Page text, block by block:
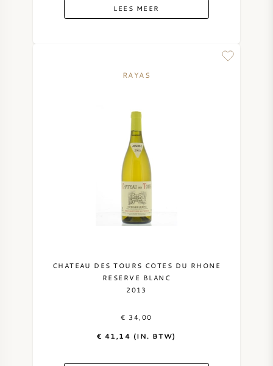
LEES MEER
RAYAS
CHATEAU DES TOURS COTES DU RHONE
RESERVE BLANC
2013
€ 34,00
€ 41,14 (IN. BTW)